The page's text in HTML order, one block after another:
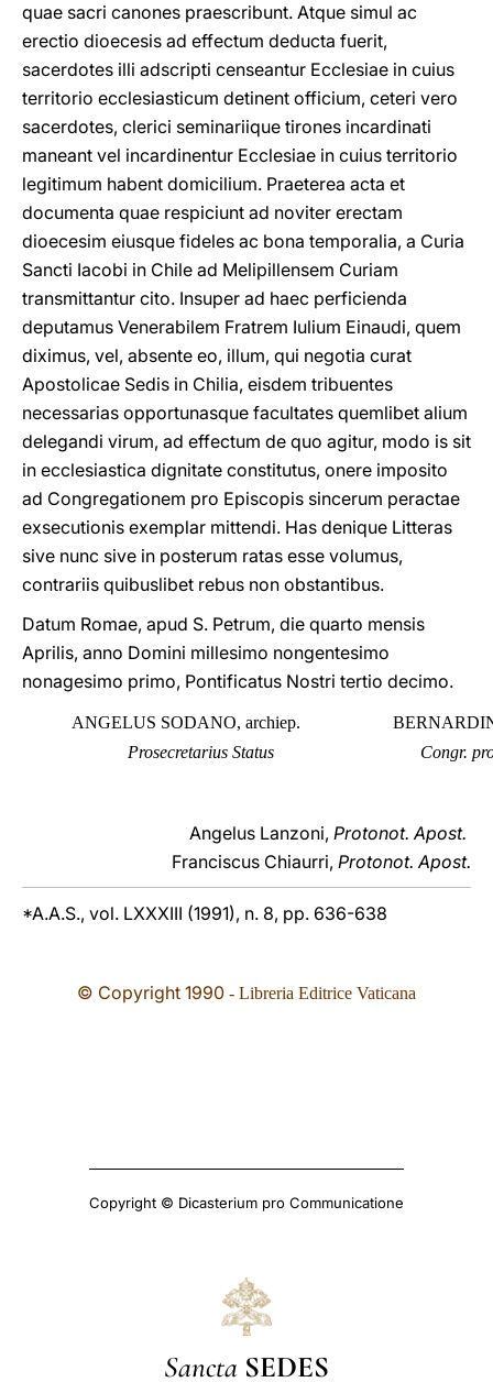
quae sacri canones praescribunt. Atque simul ac
erectio dioecesis ad effectum deducta fuerit,
sacerdotes illi adscripti censeantur Ecclesiae in cuius
territorio ecclesiasticum detinent officium, ceteri vero
sacerdotes, clerici seminariique tirones incardinati
maneant vel incardinentur Ecclesiae in cuius territorio
legitimum habent domicilium. Praeterea acta et
documenta quae respiciunt ad noviter erectam
dioecesim eiusque fideles ac bona temporalia, a Curia
Sancti Iacobi in Chile ad Melipillensem Curiam
transmittantur cito. Insuper ad haec perficienda
deputamus Venerabilem Fratrem Iulium Einaudi, quem
diximus, vel, absente eo, illum, qui negotia curat
Apostolicae Sedis in Chilia, eisdem tribuentes
necessarias opportunasque facultates quemlibet alium
delegandi virum, ad effectum de quo agitur, modo is sit
in ecclesiastica dignitate constitutus, onere imposito
ad Congregationem pro Episcopis sincerum peractae
exsecutionis exemplar mittendi. Has denique Litteras
sive nunc sive in posterum ratas esse volumus,
contrariis quibuslibet rebus non obstantibus.
Datum Romae, apud S. Petrum, die quarto mensis
Aprilis, anno Domini millesimo nongentesimo
nonagesimo primo, Pontificatus Nostri tertio decimo.
ANGELUS SODANO, archiep.
Prosecretarius Status
Congr.
Angelus Lanzoni, Protonot. Apost.
Franciscus Chiaurri, Protonot. Apost.
*A.A.S., vol. LXXXIII (1991), n. 8, pp. 636-638
© Copyright 1990 - Libreria Editrice Vaticana
Copyright © Dicasterium pro Communicatione
Sancta SEDES